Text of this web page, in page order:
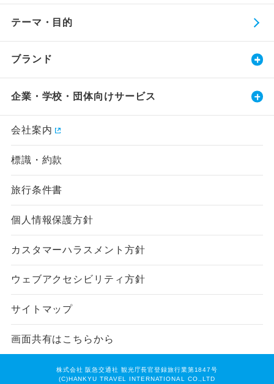
テーマ・目的
ブランド
企業・学校・団体向けサービス
会社案内
標識・約款
旅行条件書
個人情報保護方針
カスタマーハラスメント方針
ウェブアクセシビリティ方針
サイトマップ
画面共有はこちらから
株式会社 阪急交通社 観光庁長官登録旅行業第1847号
(C)HANKYU TRAVEL INTERNATIONAL CO.,LTD